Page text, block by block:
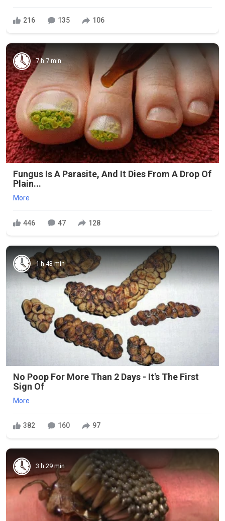
216 135 106
7 h 7 min
Fungus Is A Parasite, And It Dies From A Drop Of
Plain...
More
446 47 128
1 h 43 min
No Poop For More Than 2 Days - It's The First
Sign Of
More
382 160 97
3 h 29 min